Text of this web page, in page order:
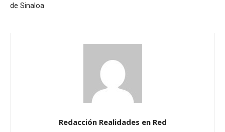
de Sinaloa
Redacción Realidades en Red